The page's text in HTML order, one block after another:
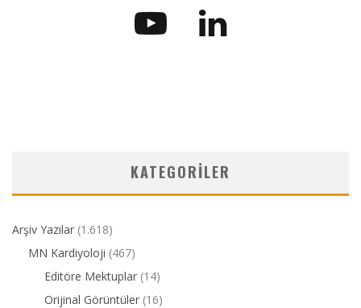
KATEGORILER
Arşiv Yazılar (1.618)
MN Kardiyoloji (467)
Editöre Mektuplar (14)
Orijinal Görüntüler (16)